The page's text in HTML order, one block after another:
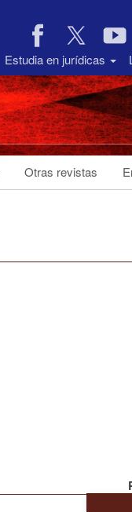
Estudia en jurídicas
Otras revistas